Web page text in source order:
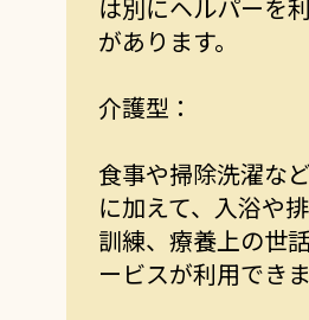
は別にヘルパーを
があります。
介護型：
食事や掃除洗濯な
に加えて、入浴や
訓練、療養上の世
ービスが利用できま